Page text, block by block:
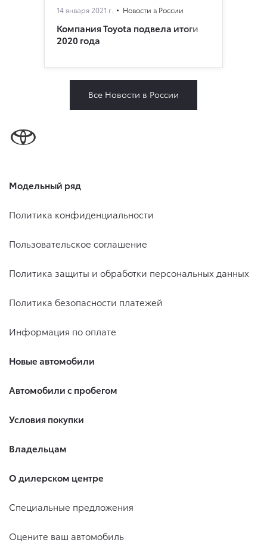
14 января 2021 г. Новости в России
Компания Toyota подвела итоги
2020 года
Все Новости в России
Модельный ряд
Политика конфиденциальности
Пользовательское соглашение
Политика защиты и обработки персональных данных
Политика безопасности платежей
Информация по оплате
Новые автомобили
Автомобили с пробегом
Условия покупки
Владельцам
О дилерском центре
Специальные предложения
Оцените ваш автомобиль